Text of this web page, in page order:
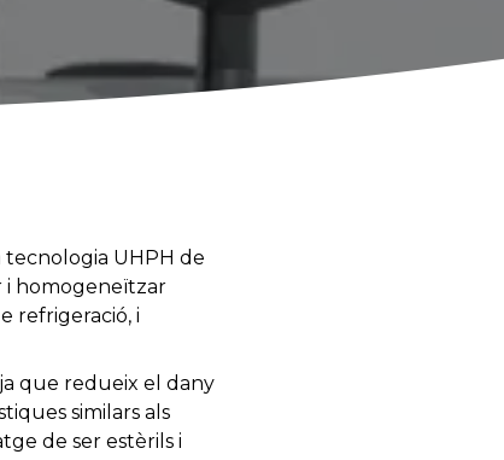
tecnologia UHPH de
i homogeneïtzar
refrigeració, i
que redueix el dany
similars als
de ser estèrils i